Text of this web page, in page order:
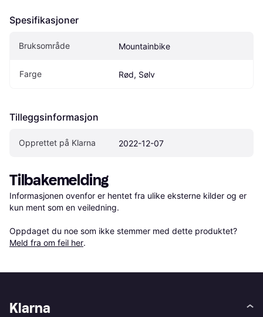
Spesifikasjoner
Bruksområde Mountainbike
Farge Rød, Sølv
Tilleggsinformasjon
Opprettet på Klarna 2022-12-07
Tilbakemelding
Informasjonen ovenfor er hentet fra ulike eksterne kilder og er
kun ment som en veiledning.
Oppdaget du noe som ikke stemmer med dette produktet?
Meld fra om feil her.
Klarna